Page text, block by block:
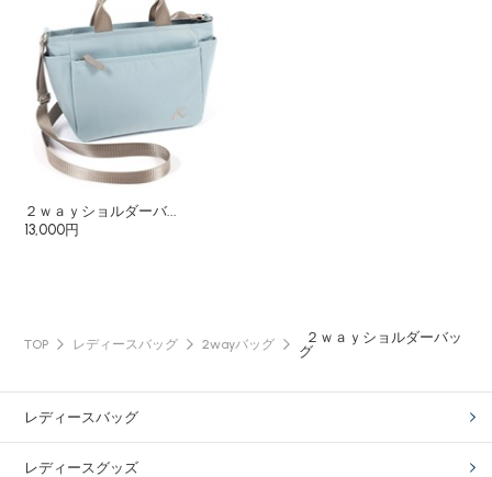
２ｗａｙショルダーバ...
13,000円
TOP レディースバッグ 2wayバッグ
２ｗａｙショルダーバッ
グ
レディースバッグ
レディースグッズ